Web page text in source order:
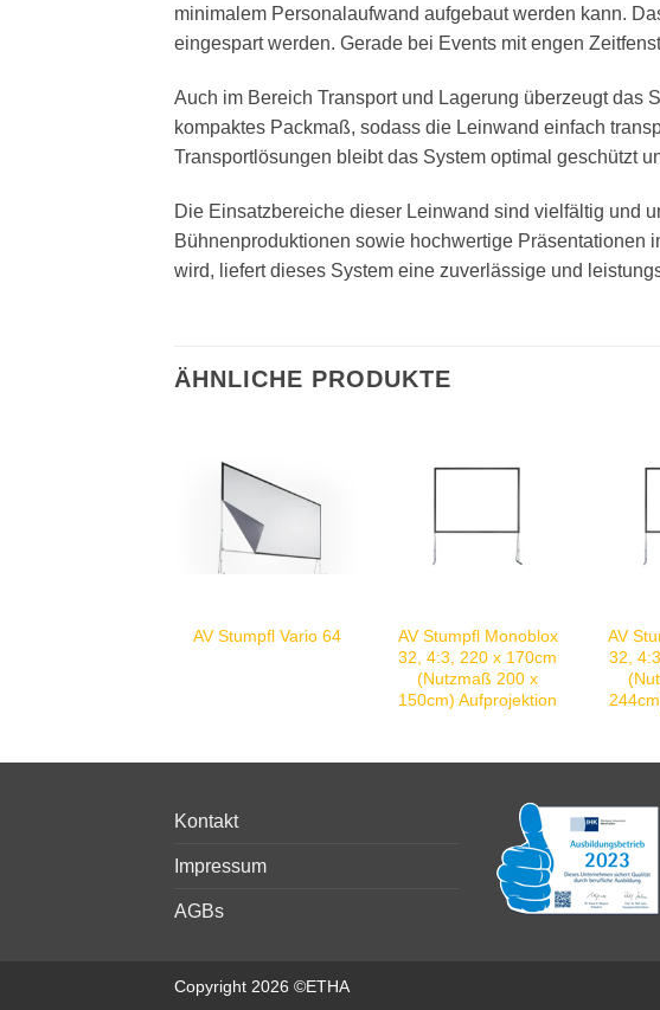
minimalem Personalaufwand aufgebaut werden kann.
eingespart werden. Gerade bei Events mit engen
Auch im Bereich Transport und Lagerung überzeugt das
kompaktes Packmaß, sodass die Leinwand einfach
Transportlösungen bleibt das System optimal geschützt
Die Einsatzbereiche dieser Leinwand sind vielfältig und
Bühnenproduktionen sowie hochwertige
wird, liefert dieses System eine zuverlässige und
ÄHNLICHE PRODUKTE
AV Stumpfl Vario 64
AV Stumpfl Monoblox
32, 4:3, 220 x 170cm
(Nutzmaß 200 x
150cm) Aufprojektion
AV
32,
Kontakt
Impressum
AGBs
Copyright 2026 ©ETHA